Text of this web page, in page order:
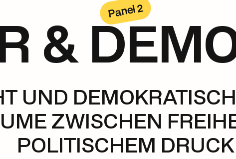
Panel 2
&
UND
ZWISCHEN
POLITISCHEM DRUCK